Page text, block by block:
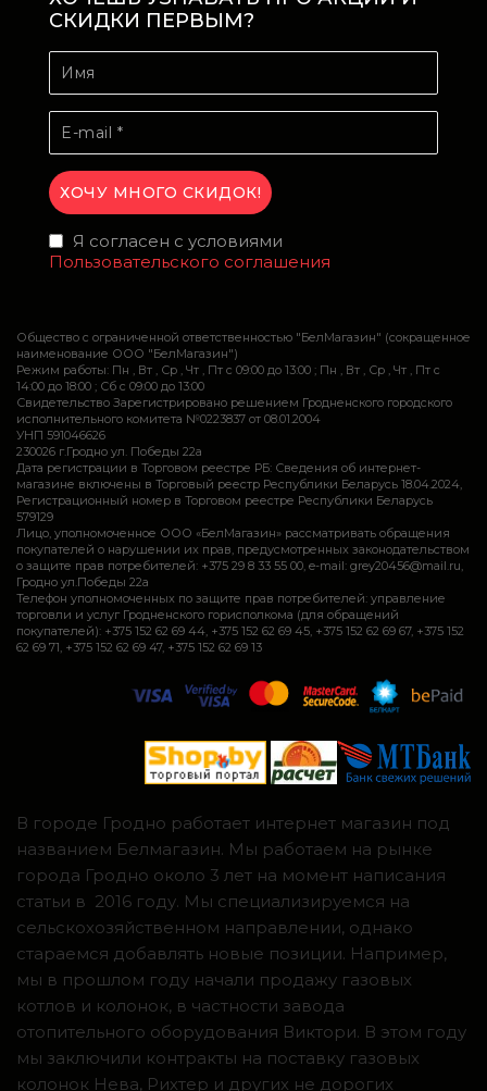
СКИДКИ ПЕРВЫМ?
Я согласен с условиями
Пользовательского соглашения
Общество с ограниченной ответственностью "БелМагазин" (сокращенное
наименование ООО "БелМагазин")
Режим работы: Пн , Вт , Ср , Чт , Пт c 09:00 до 13:00 ; Пн , Вт , Ср , Чт , Пт c
14:00 до 18:00 ; Сб c 09:00 до 13:00
Свидетельство Зарегистрировано решением Гродненского городского
исполнительного комитета №0223837 от 08.01.2004
УНП 591046626
230026 г.Гродно ул. Победы 22а
Дата регистрации в Торговом реестре РБ: Сведения об интернет-
магазине включены в Торговый реестр Республики Беларусь 18.04.2024,
Регистрационный номер в Торговом реестре Республики Беларусь
579129
Лицо, уполномоченное ООО «БелМагазин» рассматривать обращения
покупателей о нарушении их прав, предусмотренных законодательством
о защите прав потребителей: +375 29 8 33 55 00, e-mail: grey20456@mail.ru,
Гродно ул.Победы 22а
Телефон уполномоченных по защите прав потребителей: управление
торговли и услуг Гродненского горисполкома (для обращений
покупателей): +375 152 62 69 44, +375 152 62 69 45, +375 152 62 69 67, +375 152
62 69 71, +375 152 62 69 47, +375 152 62 69 13
В городе Гродно работает интернет магазин под
названием Белмагазин. Мы работаем на рынке
города Гродно около 3 лет на момент написания
статьи в 2016 году. Мы специализируемся на
сельскохозяйственном направлении, однако
стараемся добавлять новые позиции. Например,
мы в прошлом году начали продажу газовых
котлов и колонок, в частности завода
отопительного оборудования Виктори. В этом году
мы заключили контракты на поставку газовых
колонок Нева, Рихтер и других не дорогих